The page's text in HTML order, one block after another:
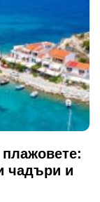
чадъри и